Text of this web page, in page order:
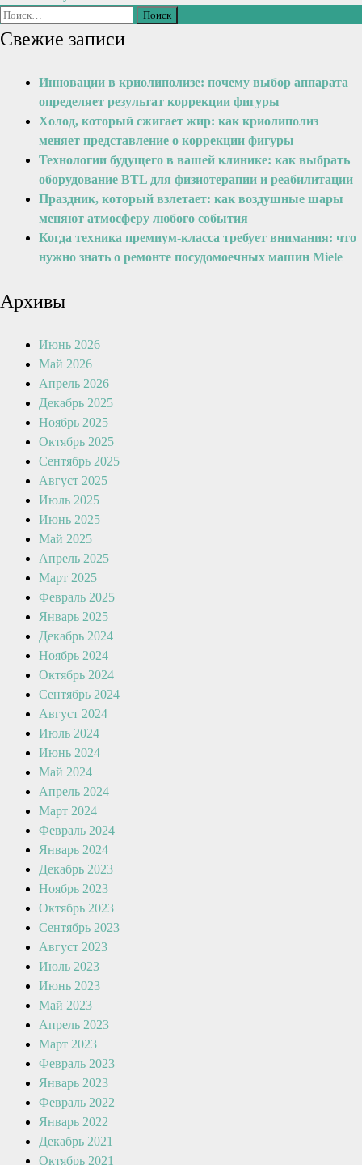
Свежие записи
Инновации в криолиполизе: почему выбор аппарата
определяет результат коррекции фигуры
Холод, который сжигает жир: как криолиполиз
меняет представление о коррекции фигуры
Технологии будущего в вашей клинике: как выбрать
оборудование BTL для физиотерапии и реабилитации
Праздник, который взлетает: как воздушные шары
меняют атмосферу любого события
Когда техника премиум-класса требует внимания: что
нужно знать о ремонте посудомоечных машин Miele
Архивы
Июнь 2026
Май 2026
Апрель 2026
Декабрь 2025
Ноябрь 2025
Октябрь 2025
Сентябрь 2025
Август 2025
Июль 2025
Июнь 2025
Май 2025
Апрель 2025
Март 2025
Февраль 2025
Январь 2025
Декабрь 2024
Ноябрь 2024
Октябрь 2024
Сентябрь 2024
Август 2024
Июль 2024
Июнь 2024
Май 2024
Апрель 2024
Март 2024
Февраль 2024
Январь 2024
Декабрь 2023
Ноябрь 2023
Октябрь 2023
Сентябрь 2023
Август 2023
Июль 2023
Июнь 2023
Май 2023
Апрель 2023
Март 2023
Февраль 2023
Январь 2023
Февраль 2022
Январь 2022
Декабрь 2021
Октябрь 2021